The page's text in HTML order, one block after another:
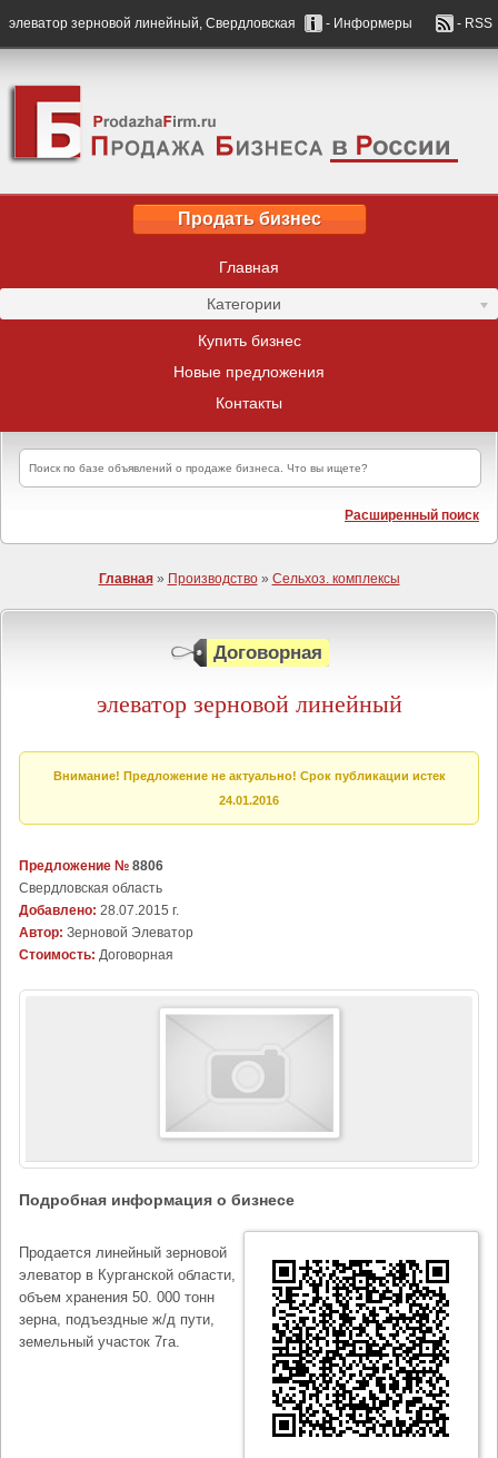
элеватор зерновой линейный, Свердловская - Информеры - RSS
Продать бизнес
Главная
Категории
Купить бизнес
Новые предложения
Контакты
Расширенный поиск
Главная» Производство» Сельхоз. комплексы
Договорная
элеватор зерновой линейный
Внимание! Предложение не актуально! Срок публикации истек
24.01.2016
Предложение № 8806
Свердловская область
Добавлено: 28.07.2015 г.
Автор: Зерновой Элеватор
Стоимость: Договорная
Подробная информация о бизнесе
Продается линейный зерновой
элеватор в Курганской области,
объем хранения 50. 000 тонн
зерна, подъездные ж/д пути,
земельный участок 7га.